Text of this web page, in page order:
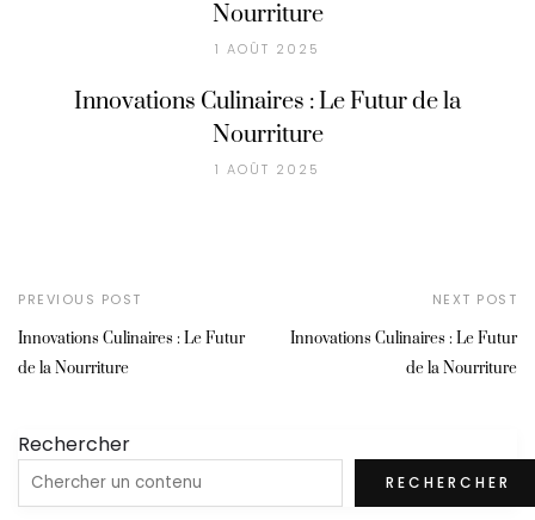
Nourriture
1 AOÛT 2025
Innovations Culinaires : Le Futur de la
Nourriture
1 AOÛT 2025
PREVIOUS POST
Innovations Culinaires : Le Futur
de la Nourriture
NEXT POST
Innovations Culinaires : Le Futur
de la Nourriture
Rechercher
RECHERCHER